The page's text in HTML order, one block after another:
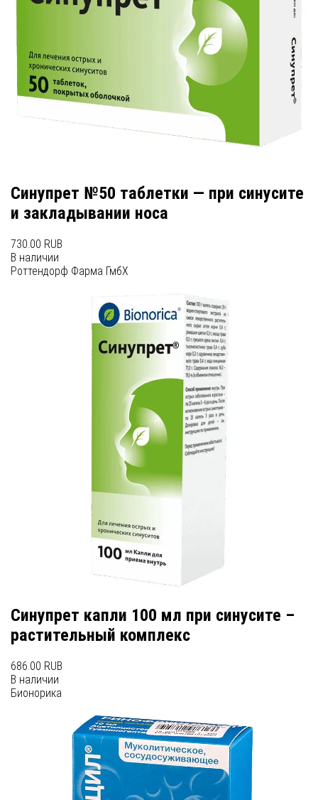
Синупрет №50 таблетки — при синусите
и закладывании носа
730.00 RUB
В наличии
Роттендорф Фарма ГмбХ
Синупрет капли 100 мл при синусите –
растительный комплекс
686.00 RUB
В наличии
Бионорика